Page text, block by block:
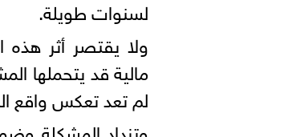
لسنوات طويلة.
ولا يقتصر أثر
مالية قد يتحملها
لم تعد تعكس واقع
وتزداد المشكلة